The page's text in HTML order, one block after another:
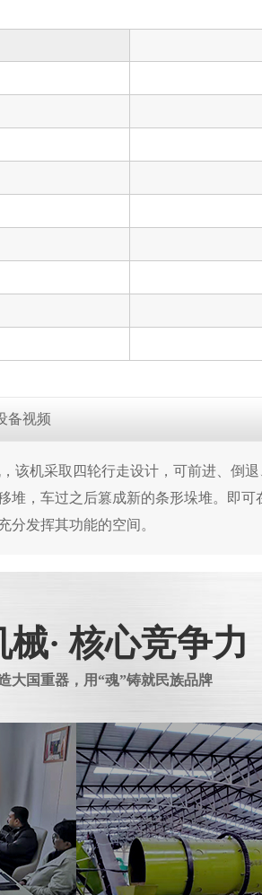
备视频
该机采取四轮行走设计，可前进、倒
，车过之后篡成新的条形垛堆。即
分发挥其功能的空间。
· 核心竞争力
大国重器，用“魂”铸就民族品牌